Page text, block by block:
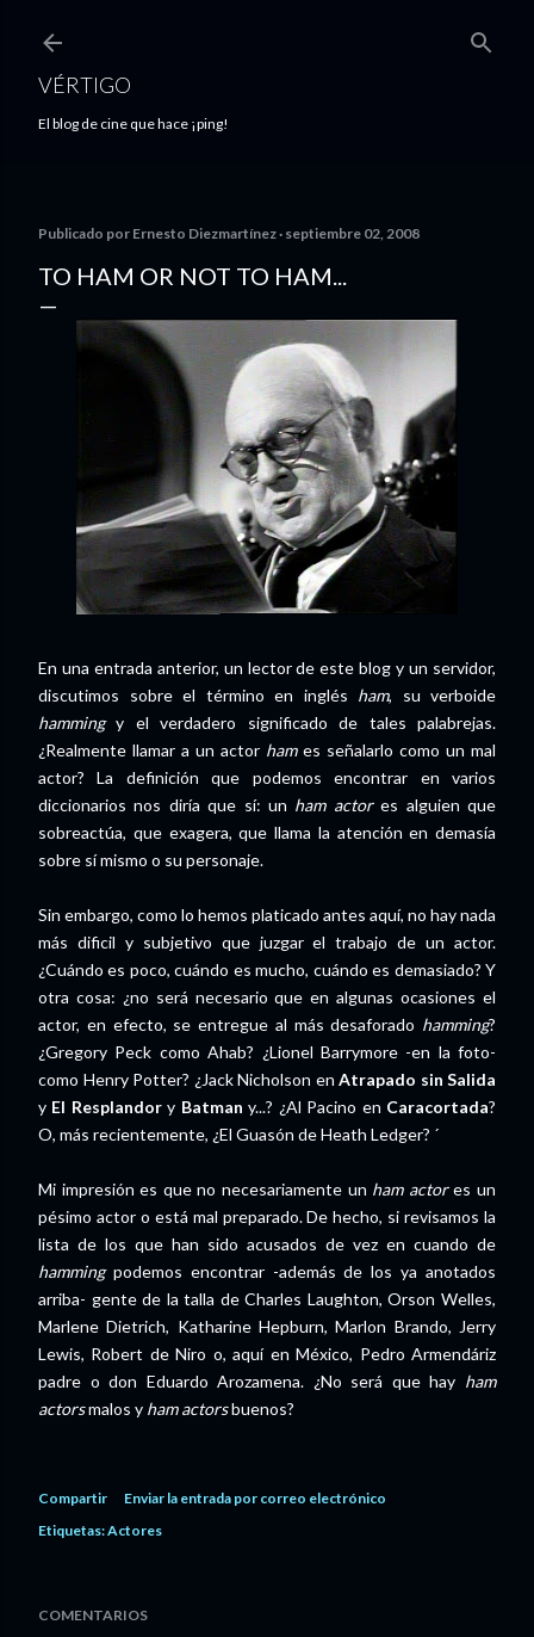
VÉRTIGO
El blog de cine que hace ¡ping!
Publicado por Ernesto Diezmartínez septiembre 02, 2008
TO HAM OR NOT TO HAM...
En una entrada anterior, un lector de este blog y un servidor,
discutimos sobre el término en inglés ham, su verboide
hammingy el verdadero significado de tales palabrejas.
¿Realmente llamar a un actor ham es señalarlo como un mal
actor? La definición que podemos encontrar en varios
diccionarios nos diría que sí: un ham actores alguien que
sobreactúa, que exagera, que llama la atención en demasía
sobre sí mismo o su personaje.
Sin embargo, como lo hemos platicado antes aquí, no hay nada
más dificil y subjetivo que juzgar el trabajo de un actor.
¿Cuándo es poco, cuándo es mucho, cuándo es demasiado? Y
otra cosa: ¿no será necesario que en algunas ocasiones el
actor, en efecto, se entregue al más desaforado hamming?
¿Gregory Peck como Ahab? ¿Lionel Barrymore -en la foto-
como Henry Potter? ¿Jack Nicholson en Atrapado sin Salida
y El Resplandory Batman y...? ¿Al Pacino en Caracortada?
O, más recientemente, ¿El Guasón de Heath Ledger? ´
Mi impresión es que no necesariamente un ham actores un
pésimo actor o está mal preparado. De hecho, si revisamos la
lista de los que han sido acusados de vez en cuando de
hamming podemos encontrar -además de los ya anotados
arriba- gente de la talla de Charles Laughton, Orson Welles,
Marlene Dietrich, Katharine Hepburn, Marlon Brando, Jerry
Lewis, Robert de Niro o, aquí en México, Pedro Armendáriz
padre o don Eduardo Arozamena. ¿No será que hay ham
actorsmalos y ham actorsbuenos?
Compartir
Enviar la entrada por correo electrónico
Etiquetas:Actores
COMENTARIOS